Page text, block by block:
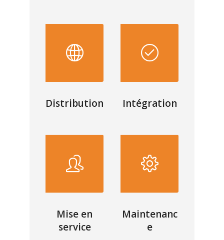
Distribution Intégration
Mise en
service
Maintenanc
e